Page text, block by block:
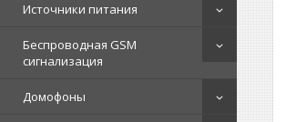
Источники питания
Беспроводная GSM
сигнализация
Домофоны